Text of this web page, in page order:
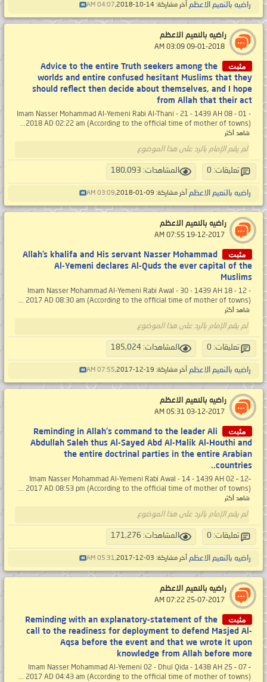
راضيه بالنعيم الاعظم آخر مشاركة: 14-10-2018, 04:07 AM
راضيه بالنعيم الاعظم
مثبت
Advice to the entire Truth seekers among the
worlds and entire confused hesitant Muslims that they
should reflect then decide about themselves, and I hope
from Allah that their act
Imam Nasser Mohammad Al-Yemeni Rabi Al-Thani - 21 - 1439 AH 08 - 01 -
2018 AD 02:22 am (According to the official time of mother of towns)...
شاهد أكثر
لم يقم الإمام بالرد على هذا الموضوع
تعليقات: 0 المشاهدات: 180,093
راضيه بالنعيم الاعظم آخر مشاركة: 09-01-2018, 03:09 AM
راضيه بالنعيم الاعظم
مثبت
Allah’s khalifa and His servant Nasser Mohammad
Al-Yemeni declares Al-Quds the ever capital of the
Muslims
Imam Nasser Mohammad Al-Yemeni Rabi Awal - 30 - 1439 AH 18 - 12 -
2017 AD 08:30 am (According to the official time of mother of towns) ...
شاهد أكثر
لم يقم الإمام بالرد على هذا الموضوع
تعليقات: 0 المشاهدات: 185,024
راضيه بالنعيم الاعظم آخر مشاركة: 19-12-2017, 07:55 AM
راضيه بالنعيم الاعظم
مثبت
Reminding in Allah's command to the leader Ali
Abdullah Saleh thus Al-Sayed Abd Al-Malik Al-Houthi and
the entire doctrinal parties in the entire Arabian
countries..
Imam Nasser Mohammad Al-Yemeni Rabi Awal - 14 - 1439 AH 02 – 12–
2017 AD 08:53 pm (According to the official time of mother of towns) ...
شاهد أكثر
لم يقم الإمام بالرد على هذا الموضوع
تعليقات: 0 المشاهدات: 171,276
راضيه بالنعيم الاعظم آخر مشاركة: 03-12-2017, 05:31 AM
راضيه بالنعيم الاعظم
مثبت
Reminding with an explanatory-statement of the
call to the readiness for deployment to defend Masjed Al-
Aqsa before the event and that we wrote it upon
knowledge from Allah before more
Imam Nasser Mohammad Al-Yemeni 02 - Dhul Qida - 1438 AH 25 – 07 –
2017 AD 04:43 am (According to the official time of mother of towns) ...